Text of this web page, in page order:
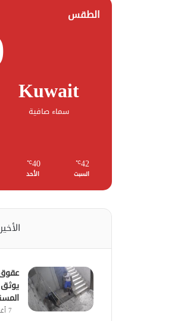
الطقس
Kuwait
سماء صافية
42
℃
السبت
40
℃
الأحد
7 أغسطس، 2026